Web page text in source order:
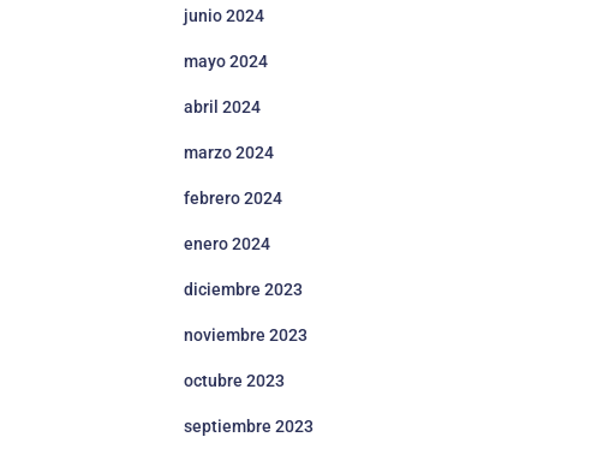
junio 2024
mayo 2024
abril 2024
marzo 2024
febrero 2024
enero 2024
diciembre 2023
noviembre 2023
octubre 2023
septiembre 2023